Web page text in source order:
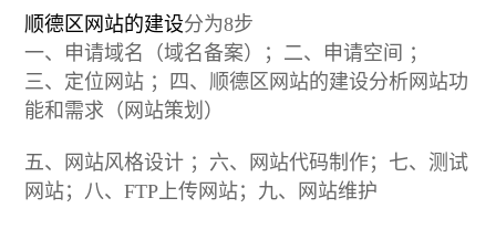
顺德区网站的建设分为8步
一、申请域名（域名备案）；二、申请空间 ；
三、定位网站 ；四、顺德区网站的建设分析网站功
能和需求（网站策划）
五、网站风格设计 ；六、网站代码制作；七、测试
网站；八、FTP上传网站；九、网站维护